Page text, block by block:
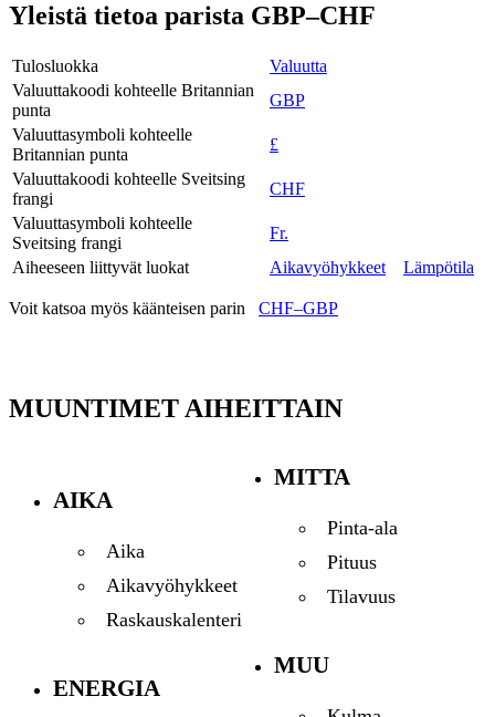
Yleistä tietoa parista GBP–CHF
Tulosluokka
Valuutta
Valuuttakoodi kohteelle Britannian
punta
GBP
Valuuttasymboli kohteelle
Britannian punta
£
Valuuttakoodi kohteelle Sveitsing
frangi
CHF
Valuuttasymboli kohteelle
Sveitsing frangi
Fr.
Aiheeseen liittyvät luokat
Aikavyöhykkeet Lämpötila
Voit katsoa myös käänteisen parin CHF–GBP
MUUNTIMET AIHEITTAIN
AIKA
Aika
Aikavyöhykkeet
Raskauskalenteri
ENERGIA
MITTA
Pinta-ala
Pituus
Tilavuus
MUU